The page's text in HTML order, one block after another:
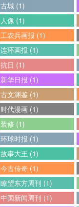
古城 (1)
人像 (1)
工农兵画报 (1)
连环画报 (1)
抗日 (1)
新华日报 (1)
古文渊鉴 (1)
时代漫画 (1)
装修 (1)
环球时报 (1)
故事大王 (1)
今古传奇 (1)
瞭望东方周刊 (1)
中国新闻周刊 (1)